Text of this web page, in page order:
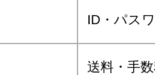
ID・パス
送料・手